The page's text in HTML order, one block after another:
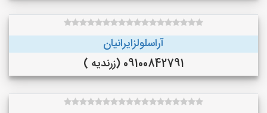
آراسلولزایرانیان
09100842791 (زرندیه )